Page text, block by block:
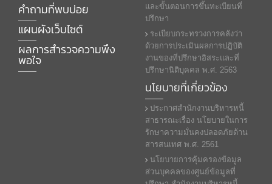
คำถามที่พบบ่อย
แผนผังเว็บไซต์
ผลการสำรวจความพึง
พอใจ
และขั้นตอนการขึ้นทะเบียนที่
ปรึกษา
ระเบียบกระทรวงการคลังว่า
ด้วยการประเมินผลการปฏิบัติ
งานของที่ปรึกษาอิสระและที่
ปรึกษานิติบุคคล พ.ศ. 2563
นโยบายที่เกี่ยวข้อง
ประกาศสํานักงานบริหารหนี้
สาธารณะเรื่อง นโยบายในการ
รักษาความมั่นคงปลอดภัยด้าน
สารสนเทศ พ.ศ. 2561
นโยบายการคุ้มครองข้อมูล
ส่วนบุคคลของศูนย์ข้อมูลที่